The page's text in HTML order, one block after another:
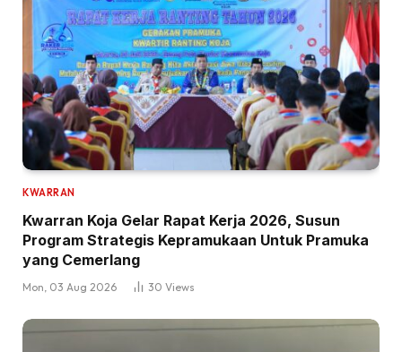
KWARRAN
Kwarran Koja Gelar Rapat Kerja 2026, Susun
Program Strategis Kepramukaan Untuk Pramuka
yang Cemerlang
Mon, 03 Aug 2026 30 Views